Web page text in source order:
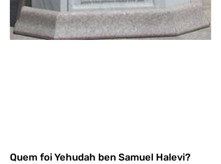
Quem foi Yehudah ben Samuel Halevi?